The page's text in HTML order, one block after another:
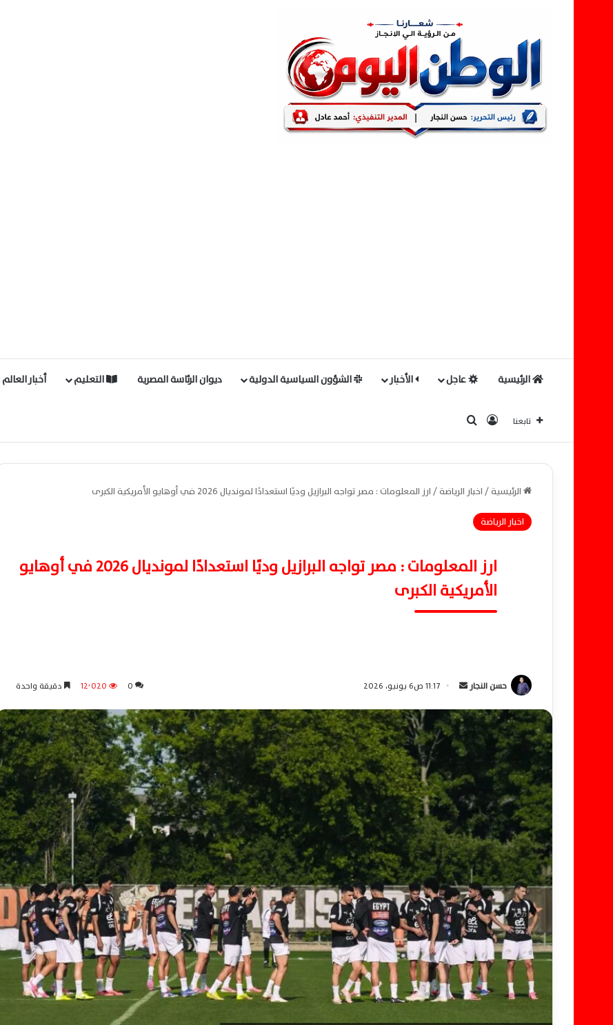
الرئيسية عاجل الأخبار الشؤون السياسية الدولية ديوان الرئاسة المصرية التعليم أخبار
تابعنا تسجيل الدخول
الرئيسية/اخبار الرياضة/ارز المعلومات : مصر تواجه البرازيل وديًا استعدادًا لمونديال 2026 في أوهايو الأمريكية الكبرى
اخبار الرياضة
ارز المعلومات : مصر تواجه البرازيل وديًا استعدادًا لمونديال 2026 في أوهايو
الأمريكية الكبرى
حسن النجار
س
ل
ب
ي
د
ا
إ
ل
ك
ت
ر
و
ي
ا
11:17 ص6 يونيو، 2026 0 12٬020 دقيقة واحدة